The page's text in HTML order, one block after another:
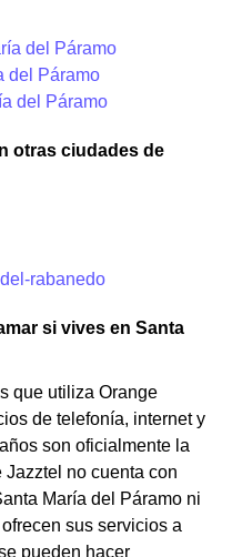
del Páramo
del Páramo
del Páramo
otras ciudades de
rabanedo
si vives en Santa
que utiliza Orange
de telefonía, internet y
son oficialmente la
no cuenta con
María del Páramo ni
sus servicios a
pueden hacer